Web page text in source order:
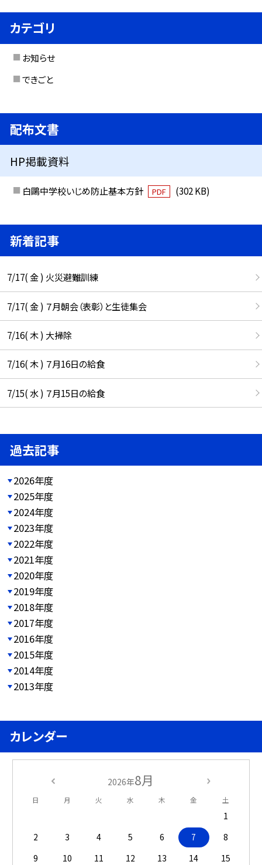
カテゴリ
お知らせ
できごと
配布文書
HP掲載資料
白鷗中学校いじめ防止基本方針 PDF (302 KB)
新着記事
7/17( 金 ) 火災避難訓練
7/17( 金 ) ７月朝会（表彰）と生徒集会
7/16( 木 ) 大掃除
7/16( 木 ) ７月16日の給食
7/15( 水 ) ７月15日の給食
過去記事
2026年度
2025年度
2024年度
2023年度
2022年度
2021年度
2020年度
2019年度
2018年度
2017年度
2016年度
2015年度
2014年度
2013年度
カレンダー
2026年8月
日 月 火 水 木 金 土
1
2
3 4 5 6 7
8
9
10 11 12 13 14
15